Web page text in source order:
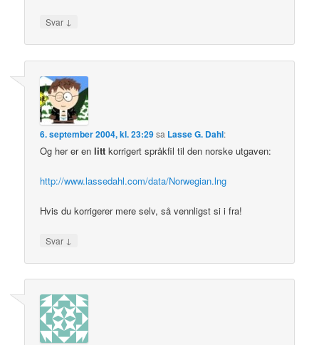
Svar ↓
6. september 2004, kl. 23:29sa Lasse G. Dahl:
Og her er enlitt korrigert språkfil til den norske utgaven:
http://www.lassedahl.com/data/Norwegian.lng
Hvis du korrigerer mere selv, så vennligst si i fra!
Svar ↓